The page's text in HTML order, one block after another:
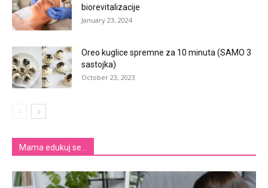
biorevitalizacije
January 23, 2024
Oreo kuglice spremne za 10 minuta (SAMO 3
sastojka)
October 23, 2023
Mama edukuj se...